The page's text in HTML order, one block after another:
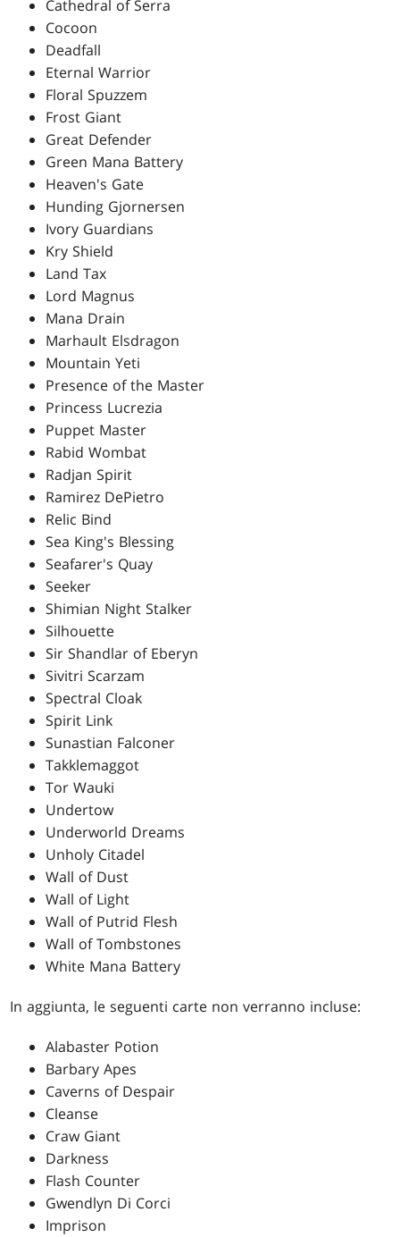
Cathedral of Serra
Cocoon
Deadfall
Eternal Warrior
Floral Spuzzem
Frost Giant
Great Defender
Green Mana Battery
Heaven's Gate
Hunding Gjornersen
Ivory Guardians
Kry Shield
Land Tax
Lord Magnus
Mana Drain
Marhault Elsdragon
Mountain Yeti
Presence of the Master
Princess Lucrezia
Puppet Master
Rabid Wombat
Radjan Spirit
Ramirez DePietro
Relic Bind
Sea King's Blessing
Seafarer's Quay
Seeker
Shimian Night Stalker
Silhouette
Sir Shandlar of Eberyn
Sivitri Scarzam
Spectral Cloak
Spirit Link
Sunastian Falconer
Takklemaggot
Tor Wauki
Undertow
Underworld Dreams
Unholy Citadel
Wall of Dust
Wall of Light
Wall of Putrid Flesh
Wall of Tombstones
White Mana Battery
In aggiunta, le seguenti carte non verranno incluse:
Alabaster Potion
Barbary Apes
Caverns of Despair
Cleanse
Craw Giant
Darkness
Flash Counter
Gwendlyn Di Corci
Imprison